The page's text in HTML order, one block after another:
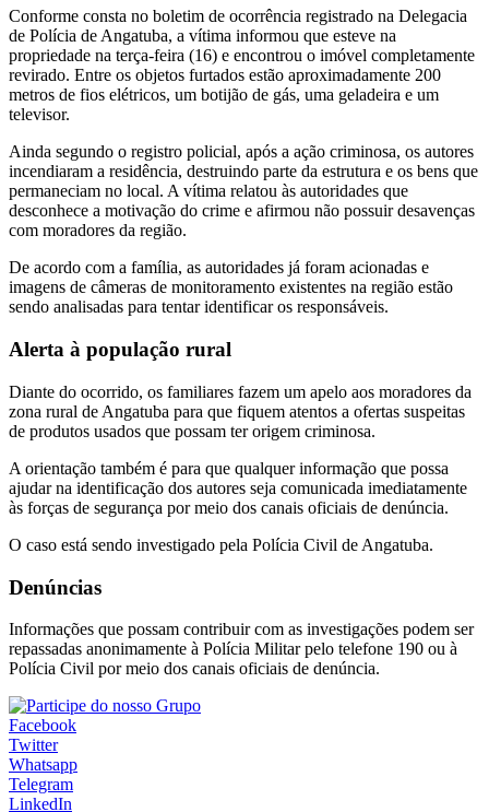
Conforme consta no boletim de ocorrência registrado na Delegacia
de Polícia de Angatuba, a vítima informou que esteve na
propriedade na terça-feira (16) e encontrou o imóvel completamente
revirado. Entre os objetos furtados estão aproximadamente 200
metros de fios elétricos, um botijão de gás, uma geladeira e um
televisor.
Ainda segundo o registro policial, após a ação criminosa, os autores
incendiaram a residência, destruindo parte da estrutura e os bens que
permaneciam no local. A vítima relatou às autoridades que
desconhece a motivação do crime e afirmou não possuir desavenças
com moradores da região.
De acordo com a família, as autoridades já foram acionadas e
imagens de câmeras de monitoramento existentes na região estão
sendo analisadas para tentar identificar os responsáveis.
Alerta à população rural
Diante do ocorrido, os familiares fazem um apelo aos moradores da
zona rural de Angatuba para que fiquem atentos a ofertas suspeitas
de produtos usados que possam ter origem criminosa.
A orientação também é para que qualquer informação que possa
ajudar na identificação dos autores seja comunicada imediatamente
às forças de segurança por meio dos canais oficiais de denúncia.
O caso está sendo investigado pela Polícia Civil de Angatuba.
Denúncias
Informações que possam contribuir com as investigações podem ser
repassadas anonimamente à Polícia Militar pelo telefone 190 ou à
Polícia Civil por meio dos canais oficiais de denúncia.
Facebook
Twitter
Whatsapp
Telegram
LinkedIn